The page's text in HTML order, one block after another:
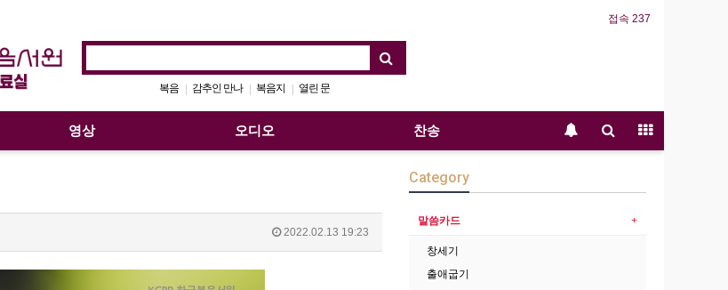
접속 237
복음 | 감추인 만나 | 복음지 | 열린 문
영상 오디오 찬송
2022.02.13 19:23
Category
말씀카드
창세기
출애굽기